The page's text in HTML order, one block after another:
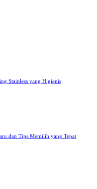
Stainless yang Higienis
dan Tips Memilih yang Tepat